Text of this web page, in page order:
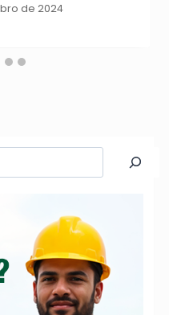
de 2024